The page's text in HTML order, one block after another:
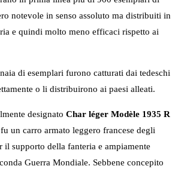
notevole in senso assoluto ma distribuiti in
e quindi molto meno efficaci rispetto ai
di esemplari furono catturati dai tedeschi
o li distribuirono ai paesi alleati.
designato Char léger Modèle 1935 R
un carro armato leggero francese degli
il supporto della fanteria e ampiamente
Guerra Mondiale. Sebbene concepito